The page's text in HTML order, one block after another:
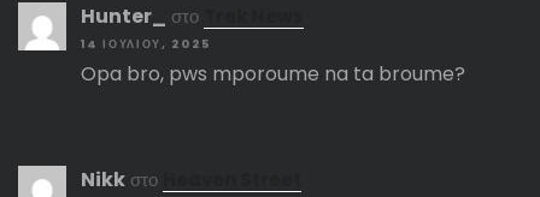
Hunter_ στο
14 ΙΟΥΛΊΟΥ, 2025
Opa bro, pws mporoume na ta broume?
Nikk στο